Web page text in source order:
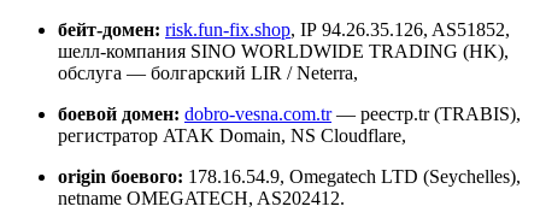
бейт‑домен: risk.fun‑fix.shop, IP 94.26.35.126, AS51852,
шелл‑компания SINO WORLDWIDE TRADING (HK),
обслуга — болгарский LIR / Neterra,
боевой домен: dobro‑vesna.com.tr— реестр.tr (TRABIS),
регистратор ATAK Domain, NS Cloudflare,
origin боевого: 178.16.54.9, Omegatech LTD (Seychelles),
netname OMEGATECH, AS202412.